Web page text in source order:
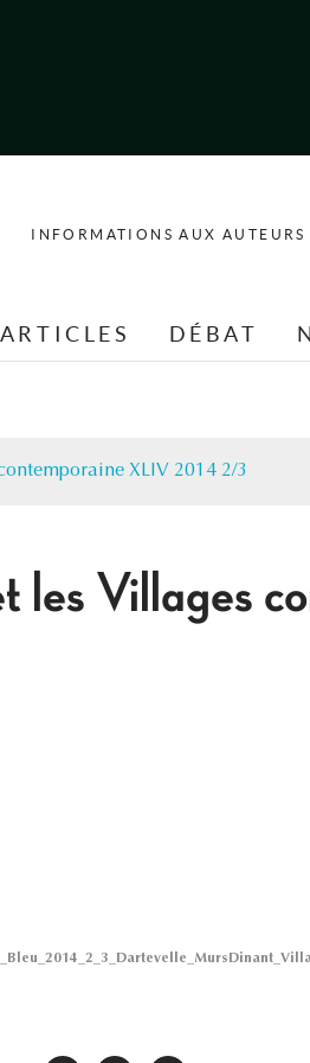
INFORMATIONS AUX AUTEURS
ARTICLES DÉBAT
XLIV 2014 2/3
les Villages